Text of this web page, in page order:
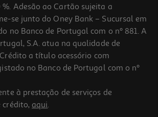
No Fim De Semana - Português E
%. Adesão ao Cartão sujeita a
se junto do Oney Bank – Sucursal em
no Banco de Portugal com o nº 881. A
S.A. atua na qualidade de
a título acessório com
no Banco de Portugal com o nº
à prestação de serviços de
crédito, aqui.